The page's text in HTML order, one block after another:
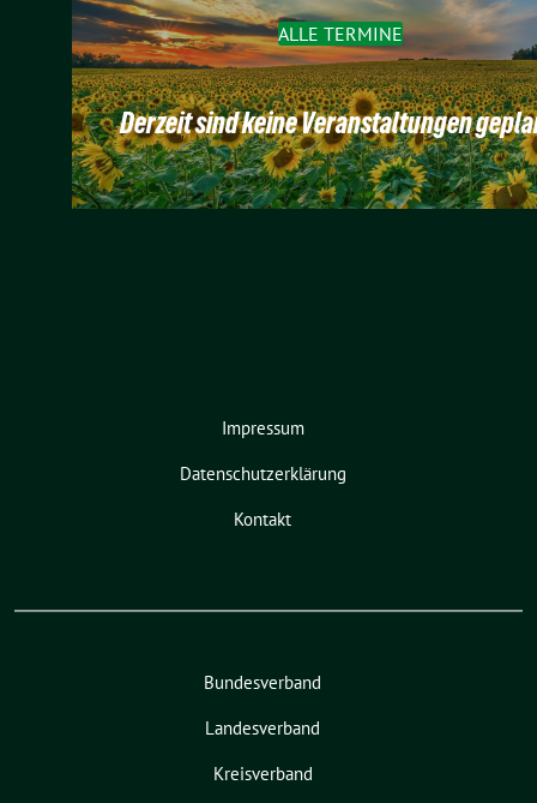
ALLE TERMINE
Derzeit sind keine Veranstaltungen
Impressum
Datenschutzerklärung
Kontakt
Bundesverband
Landesverband
Kreisverband